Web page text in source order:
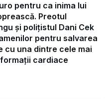
pentru ca inima lui
Preotul
și polițistul Dani Cek
pentru salvarea
cu una dintre cele mai
cardiace